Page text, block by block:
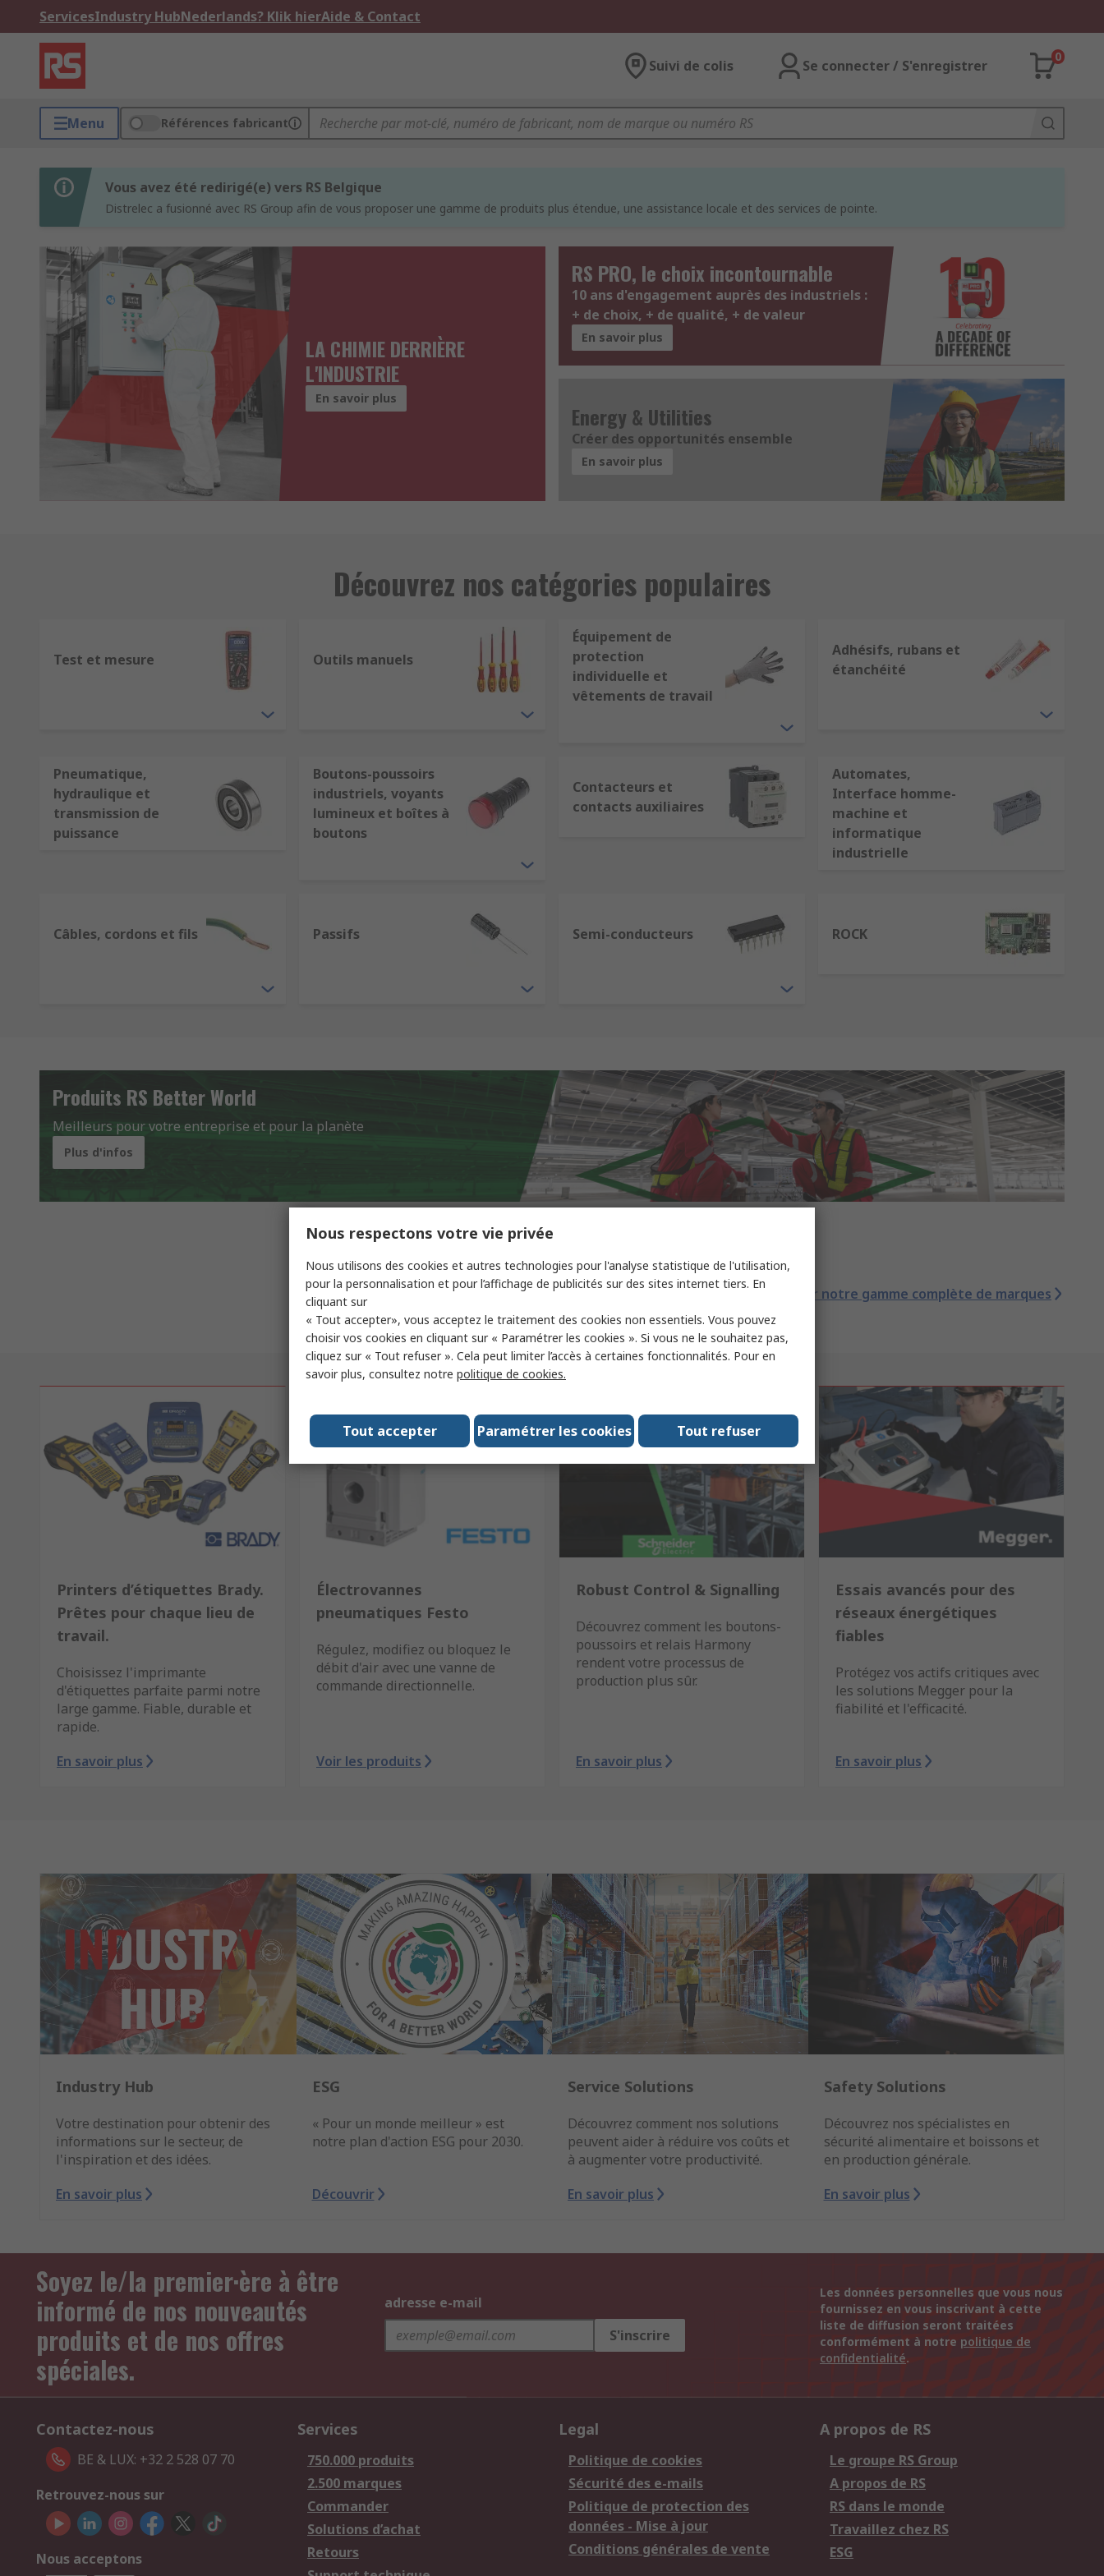
ServicesIndustry HubNederlands? Klik hierAide & Contact
Suivi de colis Se connecter / S'enregistrer
0
Menu Références fabricant
Vous avez été redirigé(e) vers RS Belgique
Distrelec a fusionné avec RS Group afin de vous proposer une gamme de produits plus étendue, une assistance locale et des services de pointe.
LA CHIMIE DERRIÈRE
L'INDUSTRIE
En savoir plus
RS PRO, le choix incontournable
10 ans d'engagement auprès des industriels :
+ de choix, + de qualité, + de valeur
En savoir plus
Energy & Utilities
Créer des opportunités ensemble
En savoir plus
Découvrez nos catégories populaires
Test et mesure Outils manuels
Équipement de
protection
individuelle et
vêtements de travail
Adhésifs, rubans et
étanchéité
Pneumatique,
hydraulique et
transmission de
puissance
Boutons-poussoirs
industriels, voyants
lumineux et boîtes à
boutons
Contacteurs et
contacts auxiliaires
Automates,
Interface homme-
machine et
informatique
industrielle
Câbles, cordons et fils Passifs Semi-conducteurs ROCK
Produits RS Better World
Meilleurs pour votre entreprise et pour la planète
Plus d'infos
Voir notre gamme complète de marques
Printers d’étiquettes Brady.
Prêtes pour chaque lieu de
travail.
Choisissez l'imprimante
d'étiquettes parfaite parmi notre
large gamme. Fiable, durable et
rapide.
En savoir plus
Électrovannes
pneumatiques Festo
Régulez, modifiez ou bloquez le
débit d'air avec une vanne de
commande directionnelle.
Voir les produits
Robust Control & Signalling
Découvrez comment les boutons-
poussoirs et relais Harmony
rendent votre processus de
production plus sûr.
En savoir plus
Essais avancés pour des
réseaux énergétiques
fiables
Protégez vos actifs critiques avec
les solutions Megger pour la
fiabilité et l'efficacité.
En savoir plus
Industry Hub
Votre destination pour obtenir des
informations sur le secteur, de
l'inspiration et des idées.
En savoir plus
ESG
« Pour un monde meilleur » est
notre plan d'action ESG pour 2030.
Découvrir
Service Solutions
Découvrez comment nos solutions
peuvent aider à réduire vos coûts et
à augmenter votre productivité.
En savoir plus
Safety Solutions
Découvrez nos spécialistes en
sécurité alimentaire et boissons et
en production générale.
En savoir plus
Soyez le/la premier·ère à être
informé de nos nouveautés
produits et de nos offres
spéciales.
adresse e-mail
S'inscrire
Les données personnelles que vous nous
fournissez en vous inscrivant à cette
liste de diffusion seront traitées
conformément à notre politique de
confidentialité.
Contactez-nous
BE & LUX: +32 2 528 07 70
Retrouvez-nous sur
Nous acceptons
Services
750.000 produits
2.500 marques
Commander
Solutions d’achat
Retours
Legal
Politique de cookies
Sécurité des e-mails
Politique de protection des
données - Mise à jour
Conditions générales de vente
A propos de RS
Le groupe RS Group
A propos de RS
RS dans le monde
Travaillez chez RS
ESG
Nous respectons votre vie privée
Nous utilisons des cookies et autres technologies pour l'analyse statistique de l'utilisation,
pour la personnalisation et pour l’affichage de publicités sur des sites internet tiers. En
cliquant sur
« Tout accepter», vous acceptez le traitement des cookies non essentiels. Vous pouvez
choisir vos cookies en cliquant sur « Paramétrer les cookies ». Si vous ne le souhaitez pas,
cliquez sur « Tout refuser ». Cela peut limiter l’accès à certaines fonctionnalités. Pour en
savoir plus, consultez notre politique de cookies.
Tout accepter Paramétrer les cookies Tout refuser